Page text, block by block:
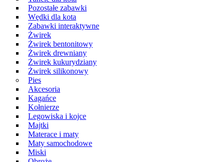
Pozostałe zabawki
Wędki dla kota
Zabawki interaktywne
Żwirek
Żwirek bentonitowy
Żwirek drewniany
Żwirek kukurydziany
Żwirek silikonowy
Pies
Akcesoria
Kagańce
Kołnierze
Legowiska i kojce
Majtki
Materace i maty
Maty samochodowe
Miski